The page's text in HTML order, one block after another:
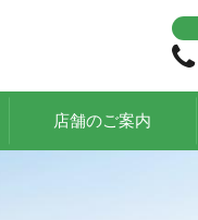
店舗のご案内